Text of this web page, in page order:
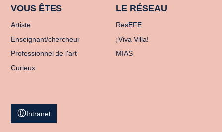
VOUS ÊTES
Artiste
Enseignant/chercheur
Professionnel de l'art
Curieux
LE RÉSEAU
ResEFE
¡Viva Villa!
MIAS
Intranet